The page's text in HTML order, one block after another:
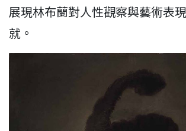
展現林布蘭對人性觀察與藝術表
就。